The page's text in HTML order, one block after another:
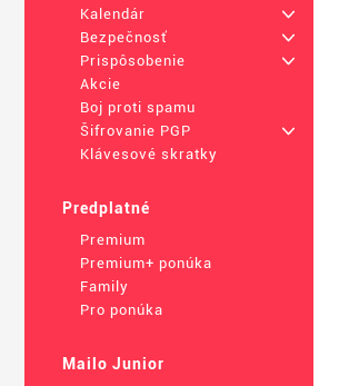
Kalendár
+
Bezpečnosť
+
Prispôsobenie
+
Akcie
Boj proti spamu
Šifrovanie PGP
+
Klávesové skratky
Predplatné
Premium
Premium+ ponúka
Family
Pro ponúka
Mailo Junior